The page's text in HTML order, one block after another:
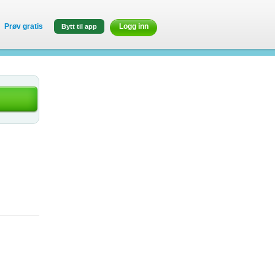
Prøv gratis Bytt til app Logg inn